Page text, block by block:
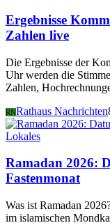
Ergebnisse
Zahlen live
Die Ergebnisse der
Uhr werden die
Zahlen,
RNRathaus Nachrichten
Lokales
Ramadan 2026:
Fastenmonat
Was ist Ramadan
im islamischen